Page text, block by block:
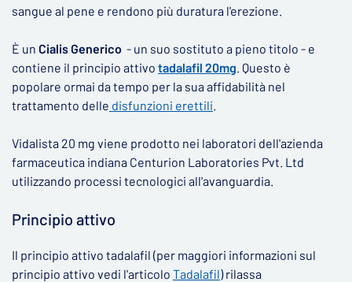
sangue al pene e rendono più duratura l'erezione.
È un Cialis Generico - un suo sostituto a pieno titolo - e
contiene il principio attivo tadalafil 20mg. Questo è
popolare ormai da tempo per la sua affidabilità nel
trattamento delle disfunzioni erettili.
Vidalista 20 mg viene prodotto nei laboratori dell'azienda
farmaceutica indiana Centurion Laboratories Pvt. Ltd
utilizzando processi tecnologici all'avanguardia.
Principio attivo
Il principio attivo tadalafil (per maggiori informazioni sul
principio attivo vedi l'articolo Tadalafil) rilassa